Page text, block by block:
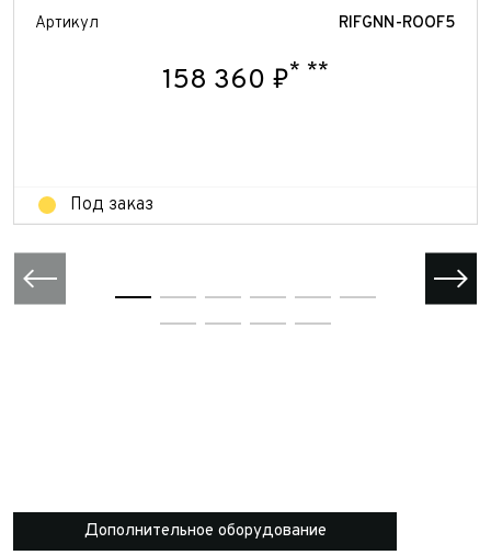
Артикул RIFGNN-ROOF5
158 360 ₽* **
Под заказ
Дополнительное оборудование
Отправить